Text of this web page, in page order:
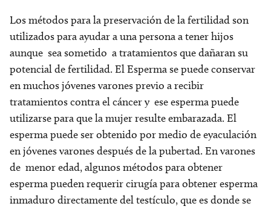
Los métodos para la preservación de la fertilidad son
utilizados para ayudar a una persona a tener hijos
aunque sea sometido a tratamientos que dañaran su
potencial de fertilidad. El Esperma se puede conservar
en muchos jóvenes varones previo a recibir
tratamientos contra el cáncer y ese esperma puede
utilizarse para que la mujer resulte embarazada. El
esperma puede ser obtenido por medio de eyaculación
en jóvenes varones después de la pubertad. En varones
de menor edad, algunos métodos para obtener
esperma pueden requerir cirugía para obtener esperma
inmaduro directamente del testículo, que es donde se